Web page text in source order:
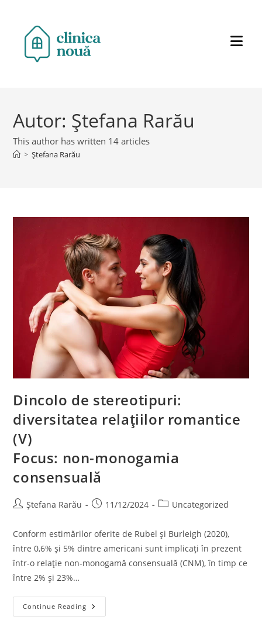
Autor: Ștefana Rarău
This author has written 14 articles
> Ștefana Rarău
Dincolo de stereotipuri:
diversitatea relațiilor romantice
(V)
Focus: non-monogamia
consensuală
Ștefana Rarău 11/12/2024 Uncategorized
Conform estimărilor oferite de Rubel și Burleigh (2020),
între 0,6% și 5% dintre americani sunt implicați în prezent
într-o relație non-monogamă consensuală (CNM), în timp ce
între 2% și 23%…
Continue Reading